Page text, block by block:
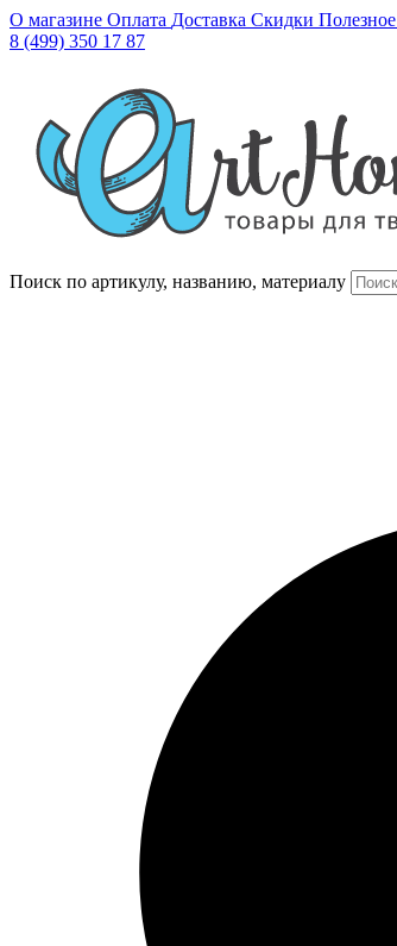
О магазине Оплата Доставка Скидки Полезное
8 (499) 350 17 87
Поиск по артикулу, названию, материалу